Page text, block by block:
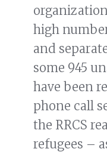
high
and
some 945
have been
phone call
the RRCS
refugees –